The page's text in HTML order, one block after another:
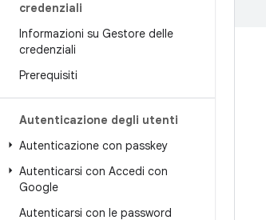
credenziali
Informazioni su Gestore delle
credenziali
Prerequisiti
Autenticazione degli utenti
Autenticazione con passkey
Autenticarsi con Accedi con
Google
Autenticarsi con le password